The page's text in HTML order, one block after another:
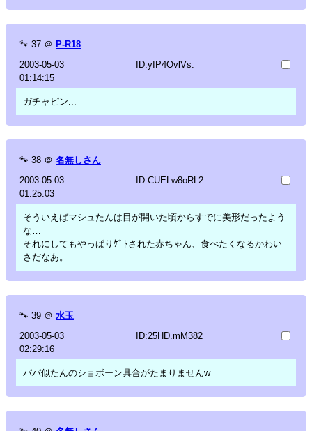
🐾 37 ＠ P-R18
2003-05-03
01:14:15
ID:yIP4OvlVs.
ガチャピン...
🐾 38 ＠ 名無しさん
2003-05-03
01:25:03
ID:CUELw8oRL2
そういえばマシュたんは目が開いた頃からすでに美形だったよう
な…
それにしてもやっぱりｹﾞﾄされた赤ちゃん、食べたくなるかわい
さだなあ。
🐾 39 ＠ 水玉
2003-05-03
02:29:16
ID:25HD.mM382
パパ似たんのショボーン具合がたまりませんw